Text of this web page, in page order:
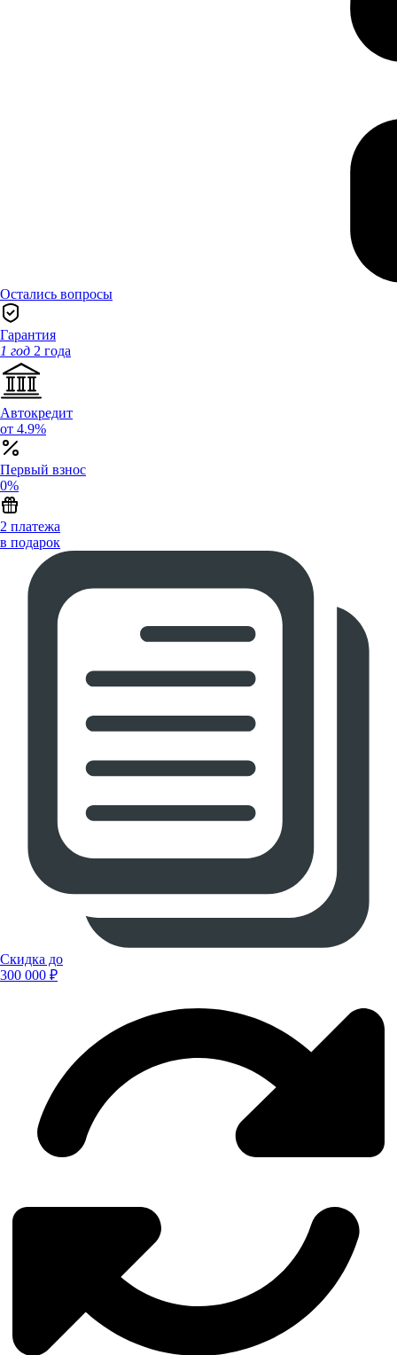
Остались вопросы
Гарантия
1 год 2 года
Автокредит
от 4.9%
Первый взнос
0%
2 платежа
в подарок
Скидка до
300 000 ₽